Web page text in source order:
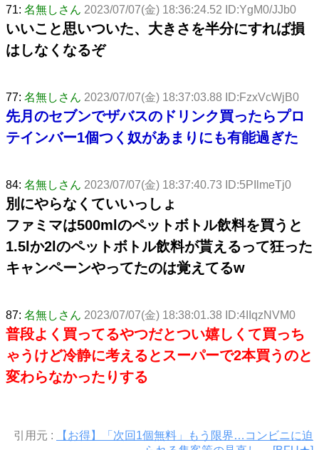
71: 名無しさん 2023/07/07(金) 18:36:24.52 ID:YgM0/JJb0
いいこと思いついた、大きさを半分にすれば損
はしなくなるぞ
77: 名無しさん 2023/07/07(金) 18:37:03.88 ID:FzxVcWjB0
先月のセブンでザバスのドリンク買ったらプロ
テインバー1個つく奴があまりにも有能過ぎた
84: 名無しさん 2023/07/07(金) 18:37:40.73 ID:5PIlmeTj0
別にやらなくていいっしょ
ファミマは500mlのペットボトル飲料を買うと
1.5lか2lのペットボトル飲料が貰えるって狂った
キャンペーンやってたのは覚えてるw
87: 名無しさん 2023/07/07(金) 18:38:01.38 ID:4IIqzNVM0
普段よく買ってるやつだとつい嬉しくて買っち
ゃうけど冷静に考えるとスーパーで2本買うのと
変わらなかったりする
引用元 :
【お得】「次回1個無料」もう限界…コンビニに迫